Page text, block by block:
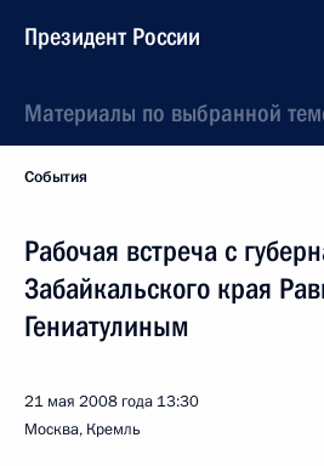
Президент России
Материалы по выбранной
События
Рабочая встреча с
Забайкальского края
Гениатулиным
21 мая 2008 года 13:30
Москва, Кремль